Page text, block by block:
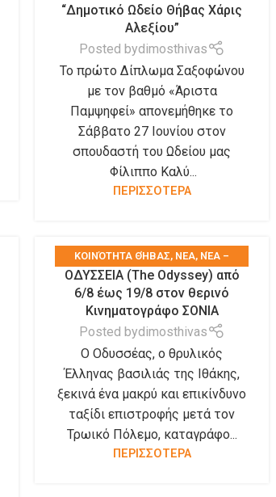
ΤΑ ΝΈΑ ΤΩΝ ΣΥΛΛΌΓΩΝ
“Δημοτικό Ωδείο Θήβας Χάρις
Αλεξίου”
Posted bydimosthivas
Το πρώτο Δίπλωμα Σαξοφώνου
με τον βαθμό «Άριστα
Παμψηφεί» απονεμήθηκε το
Σάββατο 27 Ιουνίου στον
σπουδαστή του Ωδείου μας
Φίλιππο Καλύ...
ΠΕΡΙΣΣΟΤΕΡΑ
KΟΙΝΌΤΗΤΑ ΘΉΒΑΣ, ΝΕΑ, ΝΈΑ –
ΑΝΑΚΟΙΝΏΣΕΙΣ
ΤΑ ΝΈΑ ΤΟΥ ΔΉΜΟΥ
ΤΑ ΝΈΑ ΤΩΝ ΣΥΛΛΌΓΩΝ
ΟΔΥΣΣΕΙΑ (The Odyssey) από
6/8 έως 19/8 στον θερινό
Κινηματογράφο ΣΟΝΙΑ
Posted bydimosthivas
Ο Οδυσσέας, ο θρυλικός
Έλληνας βασιλιάς της Ιθάκης,
ξεκινά ένα μακρύ και επικίνδυνο
ταξίδι επιστροφής μετά τον
Τρωικό Πόλεμο, καταγράφο...
ΠΕΡΙΣΣΟΤΕΡΑ